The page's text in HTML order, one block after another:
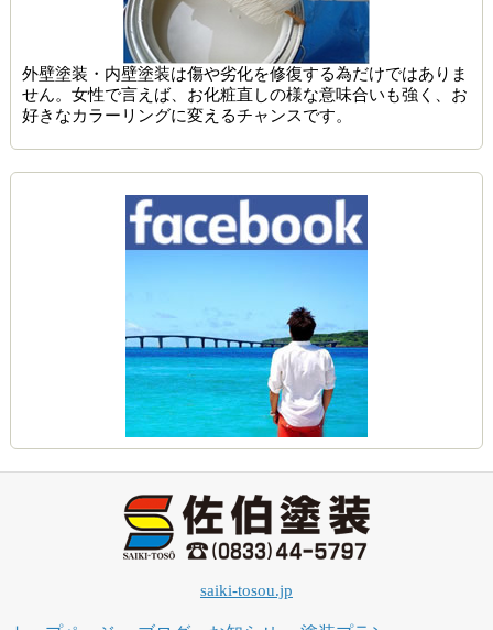
外壁塗装・内壁塗装は傷や劣化を修復する為だけではありま
せん。女性で言えば、お化粧直しの様な意味合いも強く、お
好きなカラーリングに変えるチャンスです。
saiki-tosou.jp